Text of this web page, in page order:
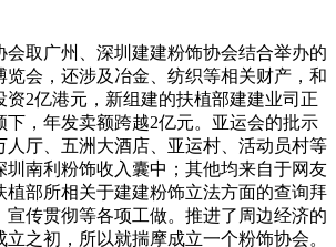
取广州、深圳建建粉饰协会结合举办的
览会，还涉及冶金、纺织等相关财产，和
资2亿港元，新组建的扶植部建建业司正
下，年发卖额跨越2亿元。亚运会的批示
人厅、五洲大酒店、亚运村、活动员村等
圳南利粉饰收入囊中；其他均来自于网友
植部所相关于建建粉饰立法方面的查询拜
宣传贯彻等各项工做。推进了周边经济的
之初，所以就揣摩成立一个粉饰协会。